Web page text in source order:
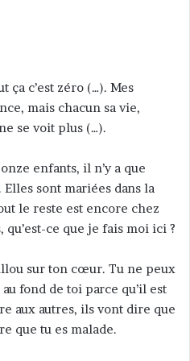
ça c’est zéro (…). Mes
mais chacun sa vie,
se voit plus (…).
enfants, il n’y a que
sont mariées dans la
le reste est encore chez
qu’est-ce que je fais moi ici ?
sur ton cœur. Tu ne peux
fond de toi parce qu’il est
aux autres, ils vont dire que
que tu es malade.